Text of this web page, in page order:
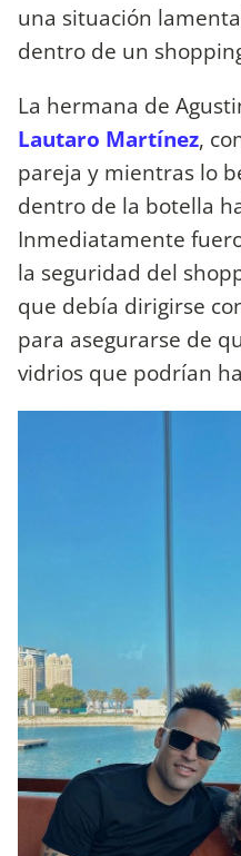
una situación
dentro de un
La hermana de
Lautaro Martínez,
pareja y mientras lo
dentro de la botella
Inmediatamente
la seguridad del
que debía dirigirse
para asegurarse de
vidrios que podrían